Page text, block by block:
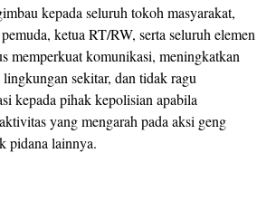
kepada seluruh tokoh masyarakat,
ketua RT/RW, serta seluruh elemen
memperkuat komunikasi, meningkatkan
sekitar, dan tidak ragu
kepada pihak kepolisian apabila
yang mengarah pada aksi geng
pidana lainnya.